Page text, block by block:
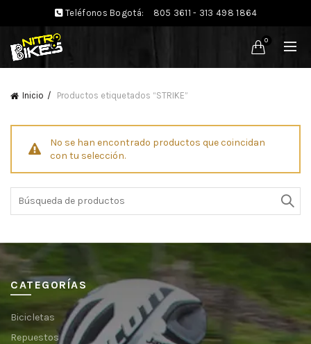
Teléfonos Bogotá: 805 3611 - 313 498 1864
0
Inicio Productos etiquetados “STRIKE”
No se han encontrado productos que coincidan
con tu selección.
Búsqueda
CATEGORÍAS
Bicicletas
Repuestos